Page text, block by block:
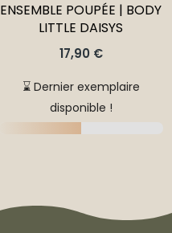
ENSEMBLE POUPÉE | BODY
LITTLE DAISYS
17,90 €
⌛ Dernier exemplaire
disponible !